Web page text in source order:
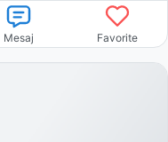
Mesaj Favorite